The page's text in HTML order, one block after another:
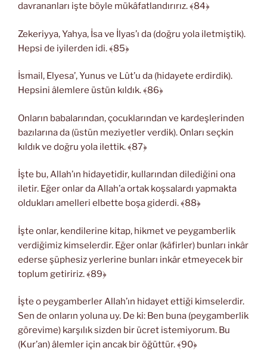
davrananları işte böyle mükâfatlandırırız. ﴾84﴿
Zekeriyya, Yahya, İsa ve İlyas’ı da (doğru yola iletmiştik).
Hepsi de iyilerden idi. ﴾85﴿
İsmail, Elyesa’, Yunus ve Lût’u da (hidayete erdirdik).
Hepsini âlemlere üstün kıldık. ﴾86﴿
Onların babalarından, çocuklarından ve kardeşlerinden
bazılarına da (üstün meziyetler verdik). Onları seçkin
kıldık ve doğru yola ilettik. ﴾87﴿
İşte bu, Allah’ın hidayetidir, kullarından dilediğini ona
iletir. Eğer onlar da Allah’a ortak koşsalardı yapmakta
oldukları amelleri elbette boşa giderdi. ﴾88﴿
İşte onlar, kendilerine kitap, hikmet ve peygamberlik
verdiğimiz kimselerdir. Eğer onlar (kâfirler) bunları inkâr
ederse şüphesiz yerlerine bunları inkâr etmeyecek bir
toplum getiririz. ﴾89﴿
İşte o peygamberler Allah’ın hidayet ettiği kimselerdir.
Sen de onların yoluna uy. De ki: Ben buna (peygamberlik
görevime) karşılık sizden bir ücret istemiyorum. Bu
(Kur’an) âlemler için ancak bir öğüttür. ﴾90﴿